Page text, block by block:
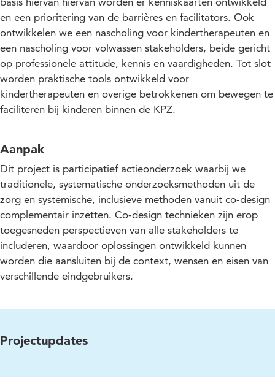
en een prioritering van de barrières en facilitators. Ook
ontwikkelen we een nascholing voor kindertherapeuten en
een nascholing voor volwassen stakeholders, beide gericht
op professionele attitude, kennis en vaardigheden. Tot slot
worden praktische tools ontwikkeld voor
kindertherapeuten en overige betrokkenen om bewegen te
faciliteren bij kinderen binnen de KPZ.
Aanpak
Dit project is participatief actieonderzoek waarbij we
traditionele, systematische onderzoeksmethoden uit de
zorg en systemische, inclusieve methoden vanuit co-design
complementair inzetten. Co-design technieken zijn erop
toegesneden perspectieven van alle stakeholders te
includeren, waardoor oplossingen ontwikkeld kunnen
worden die aansluiten bij de context, wensen en eisen van
verschillende eindgebruikers.
Projectupdates